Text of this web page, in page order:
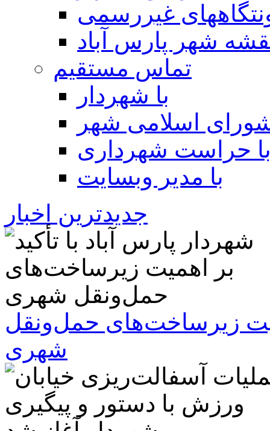
غیررسمی
شهر پارس آباد
تماس مستقیم
با شهردار
اسلامی شهر
حراست شهرداری
با مدیر وبسایت
جدیدترین اخبار
زیرساخت‌های حمل‌ونقل
شهری